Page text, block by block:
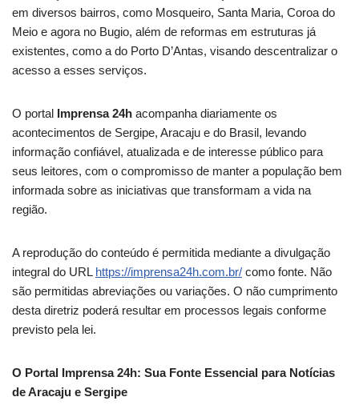
em diversos bairros, como Mosqueiro, Santa Maria, Coroa do
Meio e agora no Bugio, além de reformas em estruturas já
existentes, como a do Porto D’Antas, visando descentralizar o
acesso a esses serviços.
O portal Imprensa 24h acompanha diariamente os
acontecimentos de Sergipe, Aracaju e do Brasil, levando
informação confiável, atualizada e de interesse público para
seus leitores, com o compromisso de manter a população bem
informada sobre as iniciativas que transformam a vida na
região.
A reprodução do conteúdo é permitida mediante a divulgação
integral do URL https://imprensa24h.com.br/ como fonte. Não
são permitidas abreviações ou variações. O não cumprimento
desta diretriz poderá resultar em processos legais conforme
previsto pela lei.
O Portal Imprensa 24h: Sua Fonte Essencial para Notícias
de Aracaju e Sergipe